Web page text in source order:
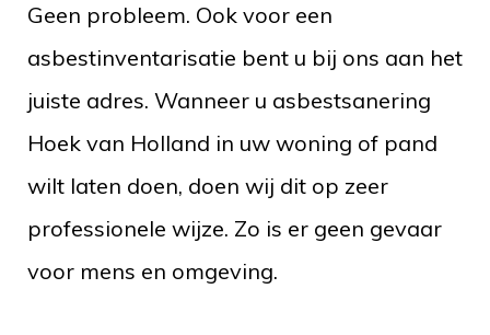
Geen probleem. Ook voor een
asbestinventarisatie bent u bij ons aan het
juiste adres. Wanneer u asbestsanering
Hoek van Holland in uw woning of pand
wilt laten doen, doen wij dit op zeer
professionele wijze. Zo is er geen gevaar
voor mens en omgeving.